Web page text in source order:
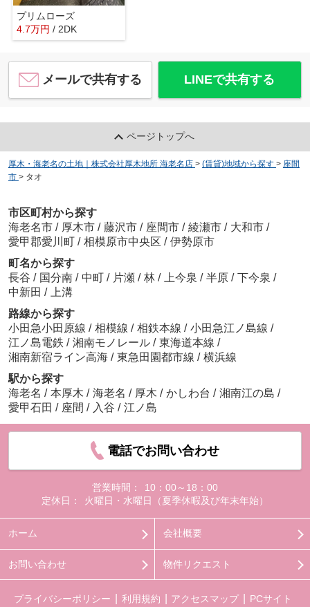
プリムローズ
4.7万円 / 2DK
メールで共有する LINEで共有する
ページトップへ
厚木・海老名の土地｜株式会社厚木地所 海老名店 > (賃貸)地域から探す > 座間
市 > タオ
市区町村から探す
海老名市 / 厚木市 / 藤沢市 / 座間市 / 綾瀬市 / 大和市 /
愛甲郡愛川町 / 相模原市中央区 / 伊勢原市
町名から探す
長谷 / 国分南 / 中町 / 片瀬 / 林 / 上今泉 / 半原 / 下今泉 /
中新田 /
上溝
路線から探す
小田急小田原線 / 相模線 / 相鉄本線 / 小田急江ノ島線 /
江ノ島電鉄 / 湘南モノレール / 東海道本線 /
湘南新宿ライン高海 / 東急田園都市線 / 横浜線
駅から探す
海老名 / 本厚木 / 海老名 / 厚木 / かしわ台 / 湘南江の島 /
愛甲石田 / 座間 / 入谷 / 江ノ島
電話でお問い合わせ
営業時間：
10：00～18：00
定休日：
火曜日・水曜日（夏季休暇及び年末年始）
ホーム 会社概要
お問い合わせ 物件リクエスト
プライバシーポリシー 利用規約 アクセスマップ PCサイト